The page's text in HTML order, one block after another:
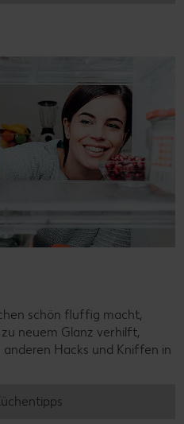
schön fluffig macht,
neuem Glanz verhilft,
Hacks und Kniffen in